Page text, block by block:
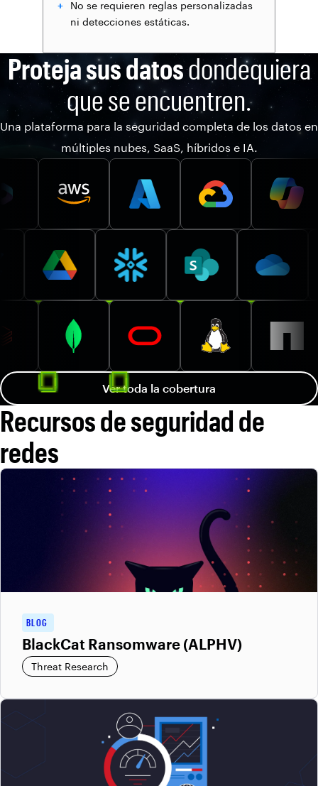
No se requieren reglas personalizadas
ni detecciones estáticas.
Proteja sus datosdondequiera
que se encuentren.
Una plataforma para la seguridad completa de los datos en
múltiples nubes, SaaS, híbridos e IA.
Ver toda la cobertura
Recursos de seguridad de
redes
BLOG
BlackCat Ransomware (ALPHV)
Threat Research